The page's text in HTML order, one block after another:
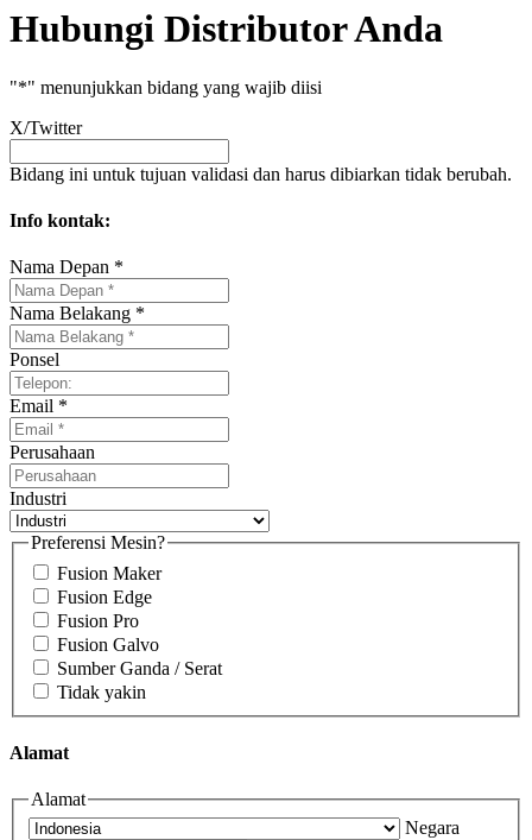
Hubungi Distributor Anda
"*" menunjukkan bidang yang wajib diisi
X/Twitter
Bidang ini untuk tujuan validasi dan harus dibiarkan tidak berubah.
Info kontak:
Nama Depan *
Nama Belakang *
Ponsel
Email *
Perusahaan
Industri
Preferensi Mesin?
Fusion Maker
Fusion Edge
Fusion Pro
Fusion Galvo
Sumber Ganda / Serat
Tidak yakin
Alamat
Alamat
Negara